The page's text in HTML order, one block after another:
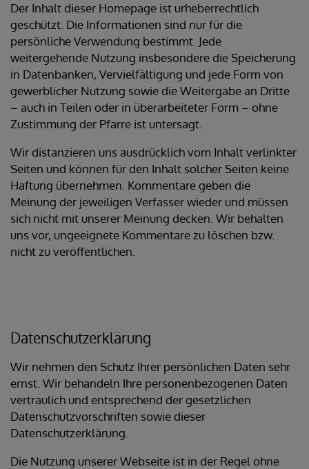
Der Inhalt dieser Homepage ist urheberrechtlich
geschützt. Die Informationen sind nur für die
persönliche Verwendung bestimmt. Jede
weitergehende Nutzung insbesondere die Speicherung
in Datenbanken, Vervielfältigung und jede Form von
gewerblicher Nutzung sowie die Weitergabe an Dritte
– auch in Teilen oder in überarbeiteter Form – ohne
Zustimmung der Pfarre ist untersagt.
Wir distanzieren uns ausdrücklich vom Inhalt verlinkter
Seiten und können für den Inhalt solcher Seiten keine
Haftung übernehmen. Kommentare geben die
Meinung der jeweiligen Verfasser wieder und müssen
sich nicht mit unserer Meinung decken. Wir behalten
uns vor, ungeeignete Kommentare zu löschen bzw.
nicht zu veröffentlichen.
Datenschutzerklärung
Wir nehmen den Schutz Ihrer persönlichen Daten sehr
ernst. Wir behandeln Ihre personenbezogenen Daten
vertraulich und entsprechend der gesetzlichen
Datenschutzvorschriften sowie dieser
Datenschutzerklärung.
Die Nutzung unserer Webseite ist in der Regel ohne